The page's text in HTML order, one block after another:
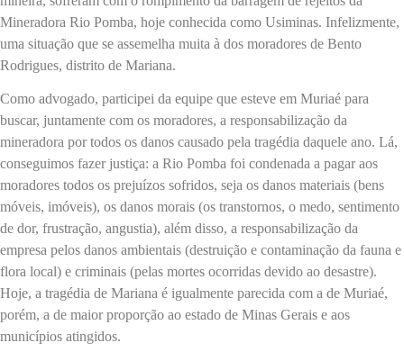
Mineradora Rio Pomba, hoje conhecida como Usiminas. Infelizmente,
uma situação que se assemelha muita à dos moradores de Bento
Rodrigues, distrito de Mariana.
Como advogado, participei da equipe que esteve em Muriaé para
buscar, juntamente com os moradores, a responsabilização da
mineradora por todos os danos causado pela tragédia daquele ano. Lá,
conseguimos fazer justiça: a Rio Pomba foi condenada a pagar aos
moradores todos os prejuízos sofridos, seja os danos materiais (bens
móveis, imóveis), os danos morais (os transtornos, o medo, sentimento
de dor, frustração, angustia), além disso, a responsabilização da
empresa pelos danos ambientais (destruição e contaminação da fauna e
flora local) e criminais (pelas mortes ocorridas devido ao desastre).
Hoje, a tragédia de Mariana é igualmente parecida com a de Muriaé,
porém, a de maior proporção ao estado de Minas Gerais e aos
municípios atingidos.